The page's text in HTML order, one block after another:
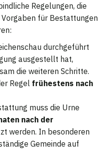
Regelungen, die
für Bestattungen
durchgeführt
ausgestellt hat,
die weiteren Schritte.
Regel frühestens nach
muss die Urne
nach der
werden. In besonderen
Gemeinde auf